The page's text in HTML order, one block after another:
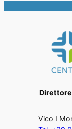
Direttore
Vico I